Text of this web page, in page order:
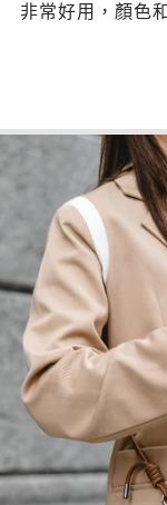
非常好用，顏色